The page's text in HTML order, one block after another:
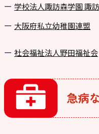
学校法⼈諏訪森学園 諏
⼤阪府私⽴幼稚園連盟
社会福祉法人野田福祉会